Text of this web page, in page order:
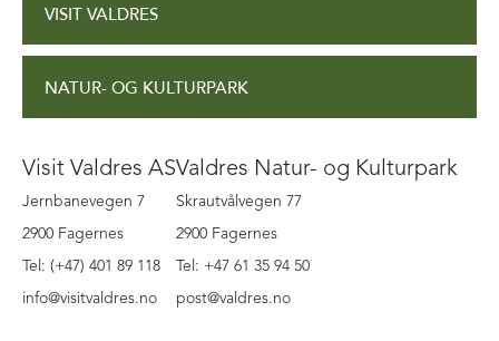
VISIT VALDRES
NATUR- OG KULTURPARK
Visit Valdres AS
Jernbanevegen 7
2900 Fagernes
Tel: (+47) 401 89 118
info@visitvaldres.no
Valdres Natur- og Kulturpark
Skrautvålvegen 77
2900 Fagernes
Tel: +47 61 35 94 50
post@valdres.no